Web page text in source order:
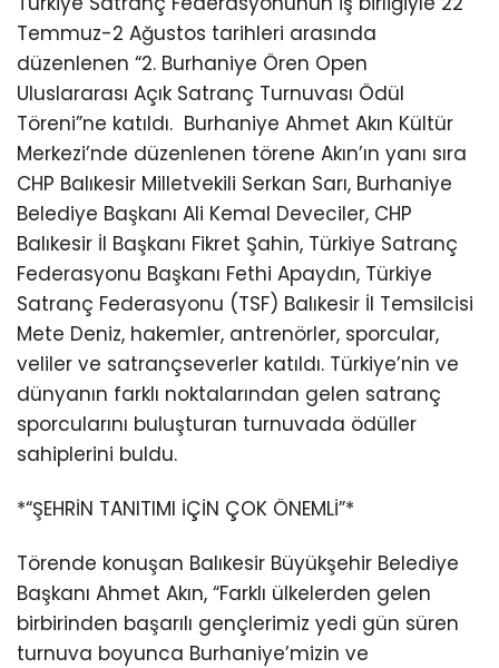
Temmuz-2 Ağustos tarihleri arasında
düzenlenen “2. Burhaniye Ören Open
Uluslararası Açık Satranç Turnuvası Ödül
Töreni”ne katıldı. Burhaniye Ahmet Akın Kültür
Merkezi’nde düzenlenen törene Akın’ın yanı sıra
CHP Balıkesir Milletvekili Serkan Sarı, Burhaniye
Belediye Başkanı Ali Kemal Deveciler, CHP
Balıkesir İl Başkanı Fikret Şahin, Türkiye Satranç
Federasyonu Başkanı Fethi Apaydın, Türkiye
Satranç Federasyonu (TSF) Balıkesir İl Temsilcisi
Mete Deniz, hakemler, antrenörler, sporcular,
veliler ve satrançseverler katıldı. Türkiye’nin ve
dünyanın farklı noktalarından gelen satranç
sporcularını buluşturan turnuvada ödüller
sahiplerini buldu.
*“ŞEHRİN TANITIMI İÇİN ÇOK ÖNEMLİ”*
Törende konuşan Balıkesir Büyükşehir Belediye
Başkanı Ahmet Akın, “Farklı ülkelerden gelen
birbirinden başarılı gençlerimiz yedi gün süren
turnuva boyunca Burhaniye’mizin ve